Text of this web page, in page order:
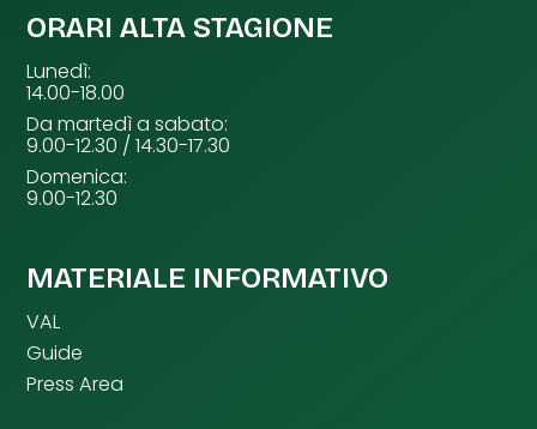
ORARI ALTA STAGIONE
Lunedì:
14.00-18.00
Da martedì a sabato:
9.00-12.30 / 14.30-17.30
Domenica:
9.00-12.30
MATERIALE INFORMATIVO
VAL
Guide
Press Area